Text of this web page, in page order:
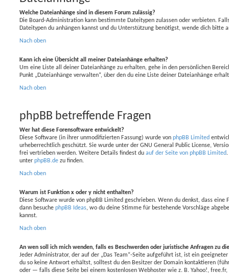
Welche Dateianhänge sind in diesem Forum zulässig?
Die Board-Administration kann bestimmte Dateitypen zulassen oder verbieten.
Dateitypen du anhängen kannst und du Unterstützung benötigst, wende dich bitte
Nach oben
Kann ich eine Übersicht all meiner Dateianhänge erhalten?
Um eine Liste all deiner Dateianhänge zu erhalten, gehe in den persönlichen
Punkt „Dateianhänge verwalten“, über den du eine Liste deiner Dateianhänge
Nach oben
phpBB betreffende Fragen
Wer hat diese Forensoftware entwickelt?
Diese Software (in ihrer unmodifizierten Fassung) wurde von phpBB Limited
urheberrechtlich geschützt. Sie wurde unter der GNU General Public License,
frei vertrieben werden. Weitere Details findest du auf der Seite von phpBB Limited
unter phpBB.de zu finden.
Nach oben
Warum ist Funktion x oder y nicht enthalten?
Diese Software wurde von phpBB Limited geschrieben. Wenn du denkst, dass
dann besuche phpBB Ideas, wo du deine Stimme für bestehende Vorschläge
kannst.
Nach oben
An wen soll ich mich wenden, falls es Beschwerden oder juristische Anfragen zu
Jeder Administrator, der auf der „Das Team“-Seite aufgeführt ist, ist ein
du so keine Antwort erhältst, solltest du den Besitzer der Domain kontaktieren
oder — falls diese Seite bei einem kostenlosen Webhoster wie z. B. Yahoo!,